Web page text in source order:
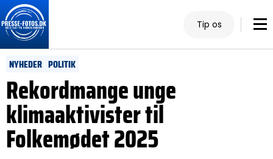
Tip os
NYHEDER POLITIK
Rekordmange unge
klimaaktivister til
Folkemødet 2025